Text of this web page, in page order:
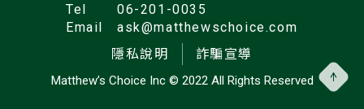
Tel
06-201-0035
Email
ask@matthewschoice.com
隱私說明
詐騙宣導
Matthew’s Choice Inc © 2022 All Rights Reserved